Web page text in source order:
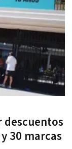
descuentos
30 marcas